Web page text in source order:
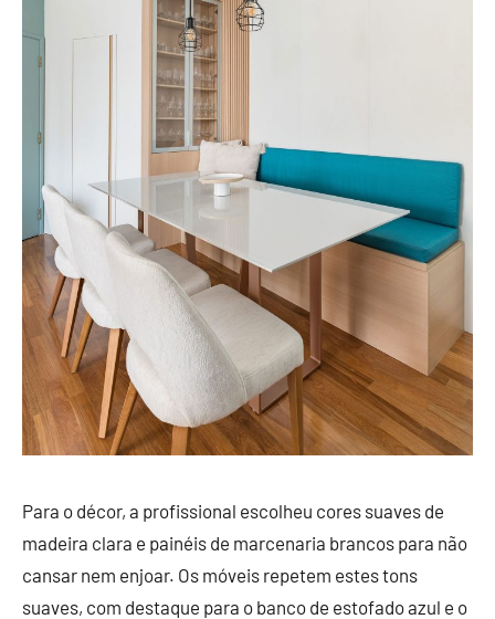
Para o décor, a profissional escolheu cores suaves de
madeira clara e painéis de marcenaria brancos para não
cansar nem enjoar. Os móveis repetem estes tons
suaves, com destaque para o banco de estofado azul e o